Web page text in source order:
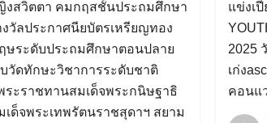
งสวิตตา คมกฤสชั้นประถมศึกษา
วัลประกาศนียบัตรเหรียญทอง
ษระดับประถมศึกษาตอนปลาย
วัดทักษะวิชาการระดับชาติ
ระราชทานสมเด็จพระกนิษฐาธิ
เด็จพระเทพรัตนราชสุดาฯ สยาม
แข่งเ
2025
เก่ง
คอนแ